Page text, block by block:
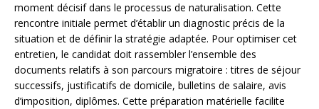
moment décisif dans le processus de naturalisation. Cette
rencontre initiale permet d’établir un diagnostic précis de la
situation et de définir la stratégie adaptée. Pour optimiser cet
entretien, le candidat doit rassembler l’ensemble des
documents relatifs à son parcours migratoire : titres de séjour
successifs, justificatifs de domicile, bulletins de salaire, avis
d’imposition, diplômes. Cette préparation matérielle facilite